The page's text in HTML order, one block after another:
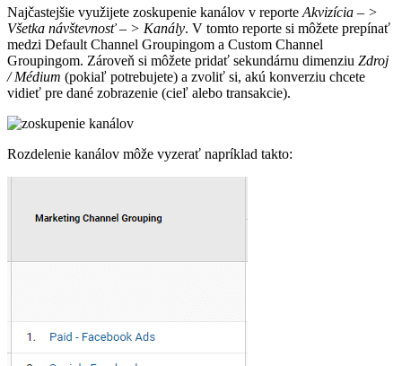
Najčastejšie využijete zoskupenie kanálov v reporte Akvizícia – >
Všetka návštevnosť – > Kanály. V tomto reporte si môžete prepínať
medzi Default Channel Groupingom a Custom Channel
Groupingom. Zároveň si môžete pridať sekundárnu dimenziu Zdroj
/ Médium (pokiaľ potrebujete) a zvoliť si, akú konverziu chcete
vidieť pre dané zobrazenie (cieľ alebo transakcie).
Rozdelenie kanálov môže vyzerať napríklad takto: